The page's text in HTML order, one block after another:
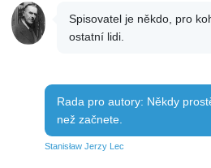
Spisovatel je někdo, pro
ostatní lidi.
Rada pro autory: Někdy
než začnete.
Stanisław Jerzy Lec